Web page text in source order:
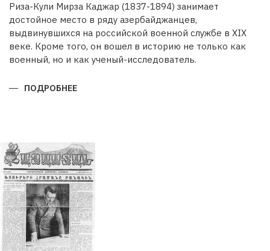
Риза-Кули Мирза Каджар (1837-1894) занимает
достойное место в ряду азербайджанцев,
выдвинувшихся на российской военной службе в XIX
веке. Кроме того, он вошел в историю не только как
военный, но и как ученый-исследователь.
ПОДРОБНЕЕ
ГЕОГРАФ